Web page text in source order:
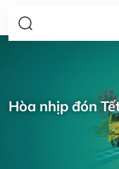
Hòa nhịp đón